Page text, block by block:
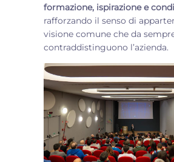
formazione, ispirazione e
rafforzando il senso di
visione comune che da
contraddistinguono l’azienda.